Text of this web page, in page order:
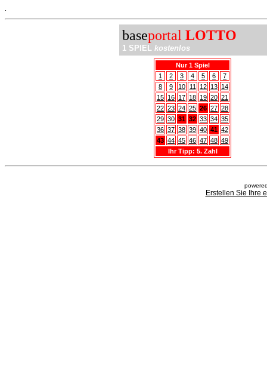
baseportal LOTTO
1 SPIEL kostenlos
Nur 1 Spiel
1
2 3 4 5 6
7
8
9 10 11 12 13 14
15 16 17 18 19 20 21
22 23 24 25 26 27 28
29 30 31 32 33 34 35
36 37 38 39 40 41 42
43 44 45 46 47 48 49
Ihr Tipp: 5. Zahl
Erstellen Sie Ihre